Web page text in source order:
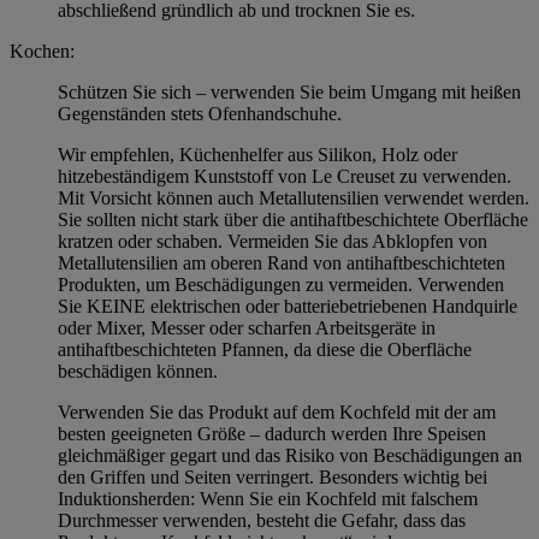
abschließend gründlich ab und trocknen Sie es.
Kochen:
Schützen Sie sich – verwenden Sie beim Umgang mit heißen
Gegenständen stets Ofenhandschuhe.
Wir empfehlen, Küchenhelfer aus Silikon, Holz oder
hitzebeständigem Kunststoff von Le Creuset zu verwenden.
Mit Vorsicht können auch Metallutensilien verwendet werden.
Sie sollten nicht stark über die antihaftbeschichtete Oberfläche
kratzen oder schaben. Vermeiden Sie das Abklopfen von
Metallutensilien am oberen Rand von antihaftbeschichteten
Produkten, um Beschädigungen zu vermeiden. Verwenden
Sie KEINE elektrischen oder batteriebetriebenen Handquirle
oder Mixer, Messer oder scharfen Arbeitsgeräte in
antihaftbeschichteten Pfannen, da diese die Oberfläche
beschädigen können.
Verwenden Sie das Produkt auf dem Kochfeld mit der am
besten geeigneten Größe – dadurch werden Ihre Speisen
gleichmäßiger gegart und das Risiko von Beschädigungen an
den Griffen und Seiten verringert. Besonders wichtig bei
Induktionsherden: Wenn Sie ein Kochfeld mit falschem
Durchmesser verwenden, besteht die Gefahr, dass das